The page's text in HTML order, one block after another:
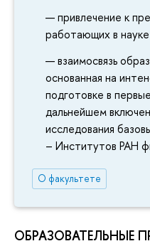
привлечение к
работающих в
взаимосвязь
основанная на
подготовке в
дальнейшем
исследования
– Институтов РАН
О факультете
ОБРАЗОВАТЕЛЬНЫЕ